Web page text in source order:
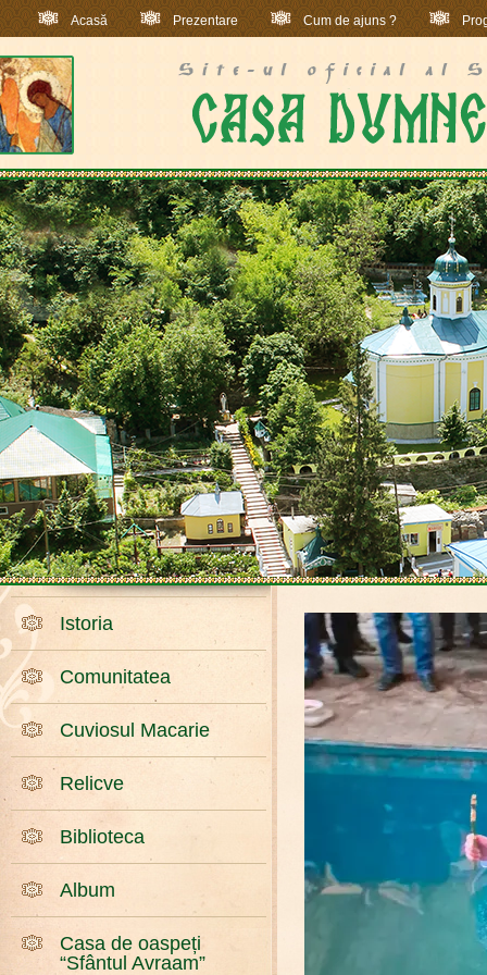
Acasă Prezentare Cum de ajuns ?
Istoria
Comunitatea
Cuviosul Macarie
Relicve
Biblioteca
Album
Casa de oaspeți
“Sfântul Avraam”